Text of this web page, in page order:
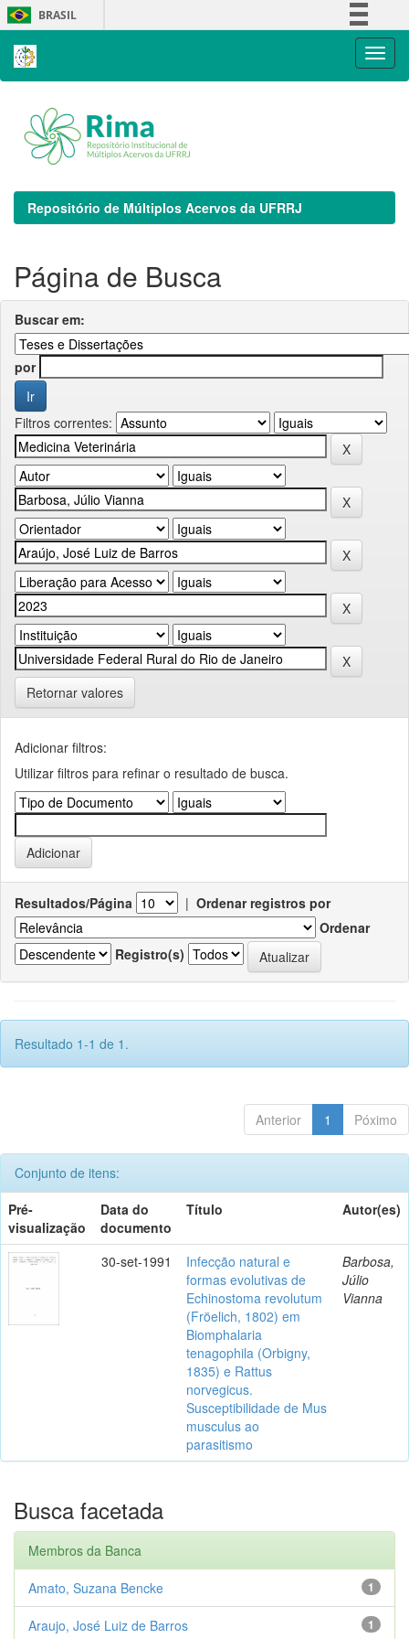
Skip
navigation
BRASIL
Repositório de Múltiplos Acervos da UFRRJ
Página de Busca
Buscar em:
por
Filtros correntes:
Retornar valores
Adicionar filtros:
Utilizar filtros para refinar o resultado de busca.
Resultados/Página | Ordenar registros por
Ordenar
Registro(s)
Resultado 1-1 de 1.
Anterior 1 Póximo
Conjunto de itens:
Pré-
visualização
Data do
documento
Título Autor(es)
30-set-1991
Infecção natural e
formas evolutivas de
Echinostoma revolutum
(Fröelich, 1802) em
Biomphalaria
tenagophila (Orbigny,
1835) e Rattus
norvegicus.
Susceptibilidade de Mus
musculus ao
parasitismo
Barbosa,
Júlio
Vianna
Busca facetada
Membros da Banca
1
Amato, Suzana Bencke
1
Araujo, José Luiz de Barros